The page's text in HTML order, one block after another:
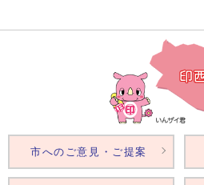
市へのご意見・ご提案